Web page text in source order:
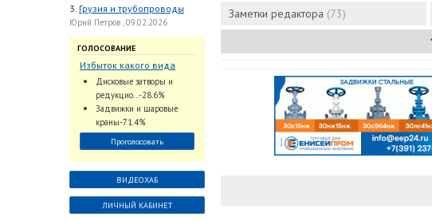
3. Грузия и трубопроводы
Юрий Петров , 09.02.2026
ГОЛОСОВАНИЕ
Избыток какого вида
трубопроводной
арматуры наблюдается
на Российском рынке с
2024 по 2026 годы?
Дисковые затворы и
редукцио...-28.6%
Задвижки и шаровые
краны-71.4%
Проголосовать
ВИДЕОХАБ
ЛИЧНЫЙ КАБИНЕТ
Заметки редактора (73)